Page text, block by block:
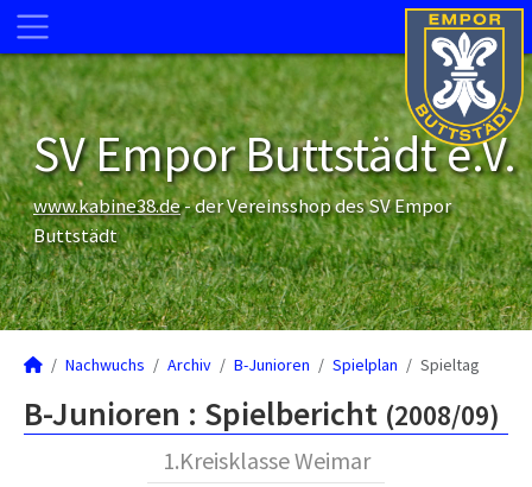
SV Empor Buttstädt e.V.
www.kabine38.de- der Vereinsshop des SV Empor
Buttstädt
Nachwuchs Archiv B-Junioren Spielplan Spieltag
B-Junioren : Spielbericht (2008/09)
1.Kreisklasse Weimar